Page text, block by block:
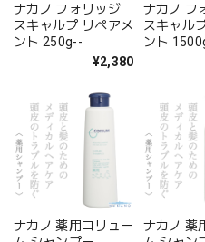
ナカノ フォリッジ
スキャルプ リペアメ
ント 250g--
¥2,380
ナカノ フ
スキャル
ント
ナカノ 薬用コリュー
ナカノ 薬